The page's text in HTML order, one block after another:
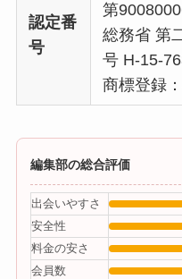
認定番
号
第
総務省 第
号 H-15-
商標登録
編集部の総合評価
出会いやすさ
安全性
料金の安さ
会員数